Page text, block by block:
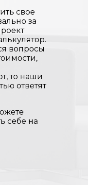
свое
за
вопросы
то наши
ответят
себе на